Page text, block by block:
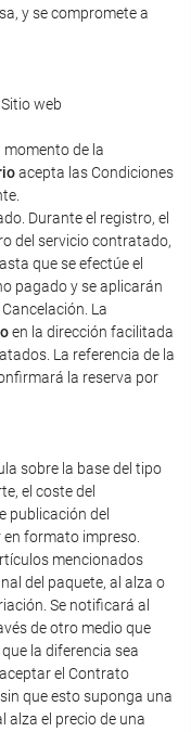
y se compromete a
web
momento de la
acepta las Condiciones
Durante el registro, el
del servicio contratado,
que se efectúe el
pagado y se aplicarán
La
en la dirección facilitada
La referencia de la
la reserva por
sobre la base del tipo
el coste del
publicación del
formato impreso.
mencionados
del paquete, al alza o
Se notificará al
de otro medio que
la diferencia sea
el Contrato
que esto suponga una
alza el precio de una